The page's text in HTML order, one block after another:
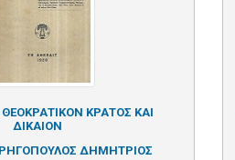
ΚΡΑΤΟΣ ΚΑΙ
ΔΙΚΑΙΟΝ
ΡΗΓΟΠΟΥΛΟΣ ΔΗΜΗΤΡΙΟΣ